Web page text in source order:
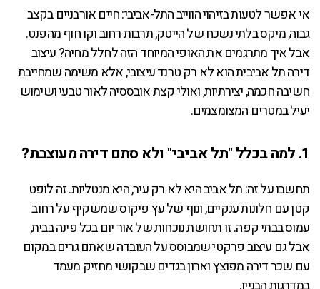
אי אפשר לטעות בזיהוי הווייב התל-אביבי: חיים אורבניים בקצב
גבוה, מיקס בלתי נשכח של הייטק, תרבות רחוב וקו חוף מהפנט.
אבל איך מתרגמים את האופי המיוחד הזה לחלל מחיה? עיצוב
דירה תל אביבית הוא לא רק טרנד עיצובי, אלא משימה שמחייבת
חשיבה חכמה, יצירתיות, ואולי קצת אובססיה לאור טבעי ושימוש
יעיל במטרים המצומצמים.
1. למה בכלל "תל אביבי" ולא סתם דירה מעוצבת?
תחשבו על זה: תל אביב היא לא רק עיר, היא מנטליות. זה לופט
קטן עם חלונות ענקיים, ונוף של עץ פיקוס שמשקיף על רחוב
עמוס בבתי קפה. זו תחושת נוכחות של אור יום בכל פינה בבית,
אבל גם עיצוב פרקטי שמבוסס על העובדה שאתם גרים במקום
עם שכר דירה מפוצץ וארון בגדים שבקושי מחזיק מעמד